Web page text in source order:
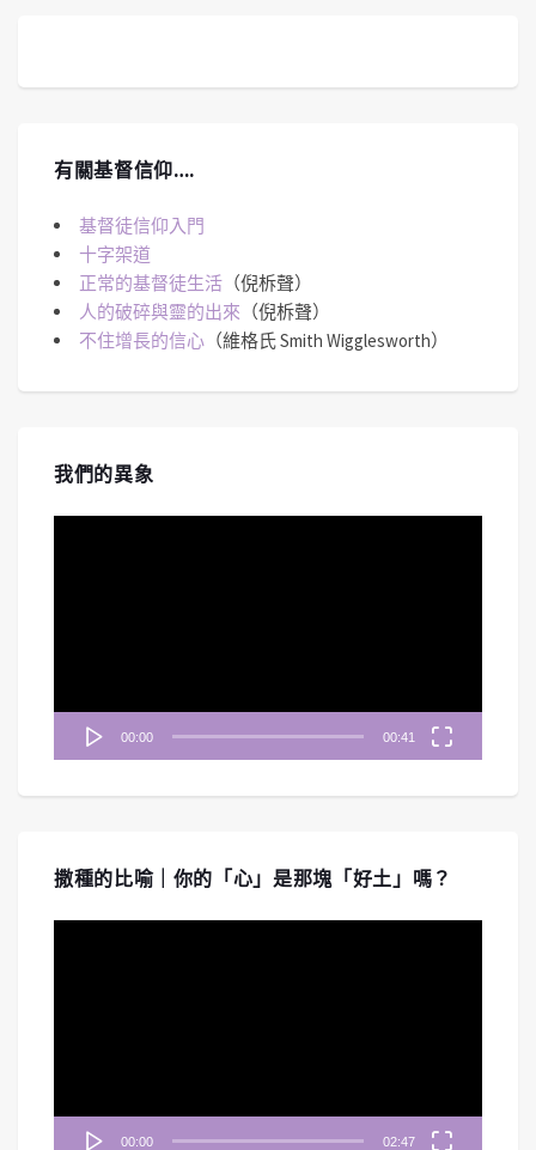
有關基督信仰….
基督徒信仰入門
十字架道
正常的基督徒生活 （倪柝聲）
人的破碎與靈的出來 （倪柝聲）
不住增長的信心 （維格氏 Smith Wigglesworth）
我們的異象
00:00 00:41
撒種的比喻｜你的「心」是那塊「好土」嗎？
00:00 02:47